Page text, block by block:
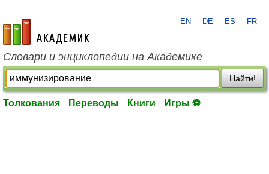
academic.ru
EN DE ES FR
Словари и энциклопедии на Академике
Найти!
Толкования Переводы Книги Игры ⚽